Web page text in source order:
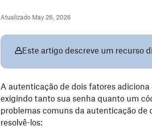
Atualizado May 26, 2026
Este artigo descreve um recurso
A autenticação de dois fatores
exigindo tanto sua senha quanto um
problemas comuns da autenticação de
resolvê-los: